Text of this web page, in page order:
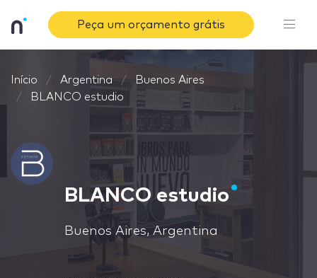
Peça um orçamento grátis
Início Argentina
Buenos Aires
BLANCO estudio
BLANCO estudio
Buenos Aires, Argentina